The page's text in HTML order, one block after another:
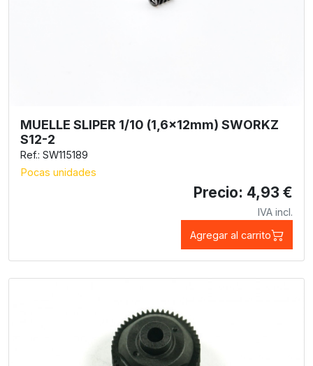
MUELLE SLIPER 1/10 (1,6x12mm) SWORKZ
S12-2
Ref.: SW115189
Pocas unidades
Precio: 4,93 €
IVA incl.
Agregar al carrito